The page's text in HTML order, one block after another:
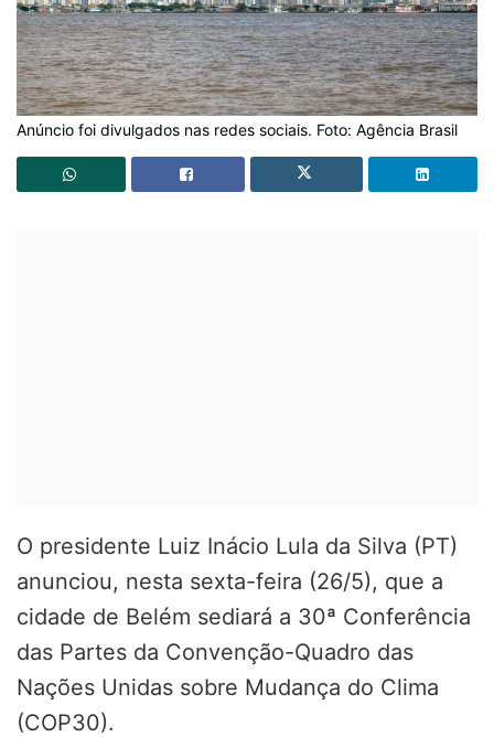
Anúncio foi divulgados nas redes sociais. Foto: Agência Brasil
O presidente Luiz Inácio Lula da Silva (PT)
anunciou, nesta sexta-feira (26/5), que a
cidade de Belém sediará a 30ª Conferência
das Partes da Convenção-Quadro das
Nações Unidas sobre Mudança do Clima
(COP30).